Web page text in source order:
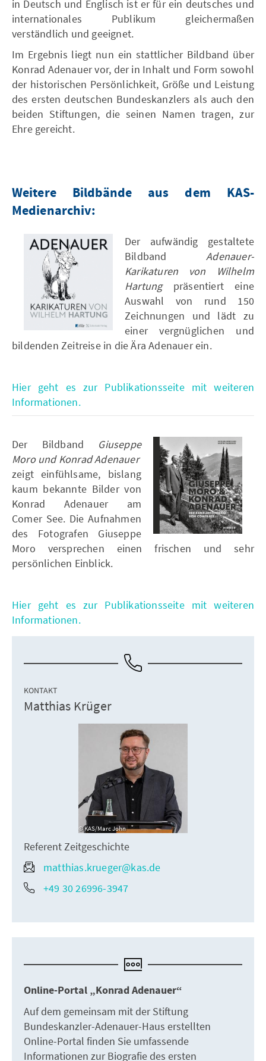
in Deutsch und Englisch ist er für ein deutsches und
internationales Publikum gleichermaßen
verständlich und geeignet.
Im Ergebnis liegt nun ein stattlicher Bildband über
Konrad Adenauer vor, der in Inhalt und Form sowohl
der historischen Persönlichkeit, Größe und Leistung
des ersten deutschen Bundeskanzlers als auch den
beiden Stiftungen, die seinen Namen tragen, zur
Ehre gereicht.
Weitere Bildbände aus dem KAS-
Medienarchiv:
Der aufwändig gestaltete
BildbandAdenauer-
Karikaturen von Wilhelm
Hartung präsentiert eine
Auswahl von rund 150
Zeichnungen und lädt zu
einer vergnüglichen und
bildenden Zeitreise in die Ära Adenauer ein.
Hier geht es zur Publikationsseite mit weiteren
Informationen.
Der Bildband Giuseppe
Moro und Konrad Adenauer
zeigt einfühlsame, bislang
kaum bekannte Bilder von
Konrad Adenauer am
Comer See. Die Aufnahmen
des Fotografen Giuseppe
Moro versprechen einen frischen und sehr
persönlichen Einblick.
Hier geht es zur Publikationsseite mit weiteren
Informationen.
KONTAKT
Matthias Krüger
KAS/Marc John
Referent Zeitgeschichte
matthias.krueger@kas.de
+49 30 26996-3947
Online-Portal „Konrad Adenauer“
Auf dem gemeinsam mit der Stiftung
Bundeskanzler-Adenauer-Haus erstellten
Online-Portal finden Sie umfassende
Informationen zur Biografie des ersten